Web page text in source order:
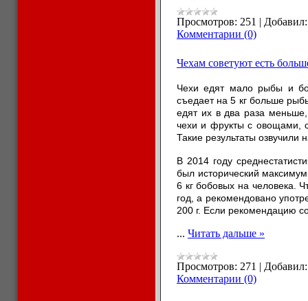
Просмотров: 251 | Добавил:
Комментарии (0)
Чехам советуют есть
Чехи едят мало рыбы и
съедает на 5 кг больше
едят их в два раза
чехи и фрукты с овощами,
Такие результаты озвучили
В 2014 году
был исторический
6 кг бобовых на человека.
год, а рекомендовано
200 г. Если рекомендацию
... Читать дальше »
Просмотров: 271 | Добавил:
Комментарии (0)